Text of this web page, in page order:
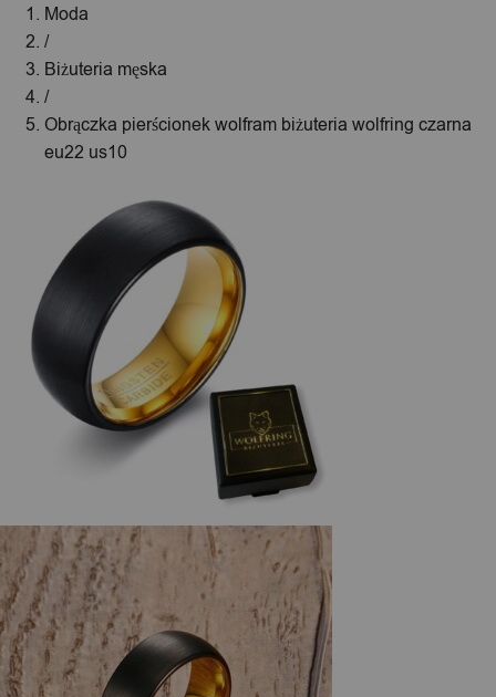
Moda
/
Biżuteria męska
/
Obrączka pierścionek wolfram biżuteria wolfring czarna
eu22 us10